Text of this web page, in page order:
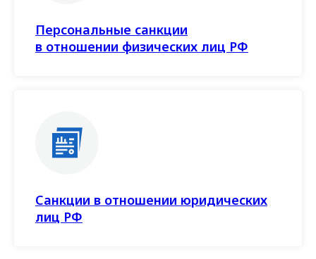
Персональные санкции
в отношении физических лиц РФ
Санкции в отношении юридических
лиц РФ